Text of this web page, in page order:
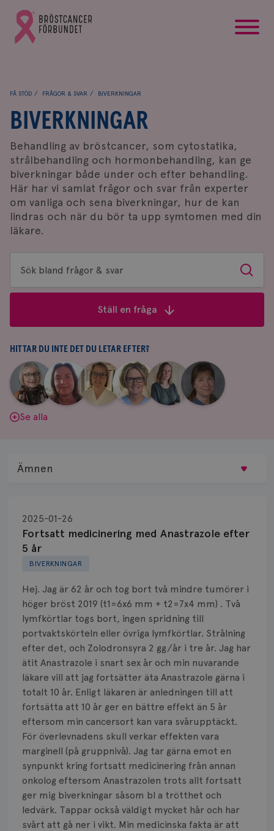
Gå
till
Bröstcancerförbundets
FÅ STÖD FRÅGOR & SVAR BIVERKNINGAR
BIVERKNINGAR
Behandling av bröstcancer, som cytostatika,
strålbehandling och hormonbehandling, kan ge
biverkningar både under och efter behandling.
Här har vi samlat frågor och svar från experter
om vanliga och sena biverkningar, hur de kan
lindras och när du bör ta upp symtomen med din
läkare.
Sök
bland
&
svar
Sök
Ställ en fråga
HITTAR DU INTE DET DU LETAR EFTER?
Aina
Johnsson
|
Anne
Andersson
Fredrika
Killander
|
Jeanette
Bäcklund
|
Maria
Edegran
|
Yvette
Andersson
Se alla
BIVERKNINGAR
Fortsatt medicinering med Anastrazole efter
5 år
2025-01-26
Hej. Jag är 62 år och tog bort två mindre tumörer i
höger bröst 2019 (t1=6x6 mm + t2=7x4 mm) . Två
lymfkörtlar togs bort, ingen spridning till
portvaktskörteln eller övriga lymfkörtlar. Strålning
efter det, och Zolodronsyra 2 gg/år i tre år. Jag har
ätit Anastrazole i snart sex år och min nuvarande
läkare vill att jag fortsätter äta Anastrazole gärna i
totalt 10 år. Enligt läkaren är anledningen till att
fortsätta att 10 år ger en bättre effekt än 5 år
eftersom min cancersort kan vara svårupptäckt.
För överlevnadens skull verkar effekten vara
marginell (på gruppnivå). Jag tar gärna emot en
synpunkt kring fortsatt medicinering från annan
onkolog eftersom Anastrazolen trots allt fortsatt
ger mig biverkningar såsom bl a trötthet och
ledvärk. Tappar också väldigt mycket hår och har
svårt att gå ner i vikt. Min medicinska fakta är att
Ämnen
Biopsi
Biverkningar
Knöl
Läkemedel
Typ av bröstcancer
Smärta
Prognos
Risker
Spridd bröstcancer
Strålning
Vätska